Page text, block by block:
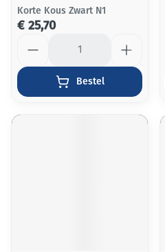
Korte Kous Zwart N1
€ 25,70
Bestel